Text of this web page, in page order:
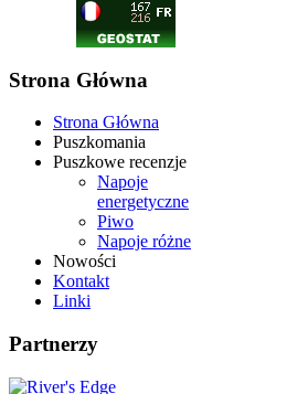
Strona Główna
Strona Główna
Puszkomania
Puszkowe recenzje
Napoje
energetyczne
Piwo
Napoje różne
Nowości
Kontakt
Linki
Partnerzy